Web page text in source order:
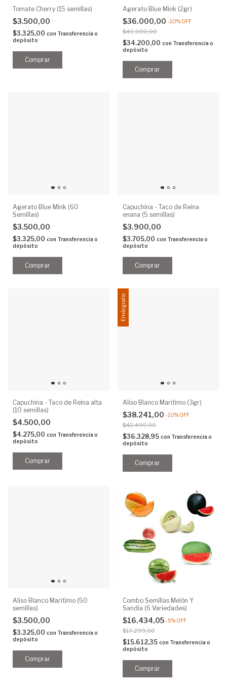
Tomate Cherry (15 semillas)
$3.500,00
$3.325,00 con Transferencia o
depósito
Agerato Blue Mink (2gr)
$36.000,00 -10% OFF
$40.000,00
$34.200,00 con Transferencia o
depósito
Agerato Blue Mink (60
Semillas)
$3.500,00
$3.325,00 con Transferencia o
depósito
Capuchina - Taco de Reina
enana (5 semillas)
$3.900,00
$3.705,00 con Transferencia o
depósito
Capuchina - Taco de Reina alta
(10 semillas)
$4.500,00
$4.275,00 con Transferencia o
depósito
Envío gratis
Aliso Blanco Maritimo (3gr)
$38.241,00 -10% OFF
$42.490,00
$36.328,95 con Transferencia o
depósito
Aliso Blanco Maritimo (50
semillas)
$3.500,00
$3.325,00 con Transferencia o
depósito
Combo Semillas Melón Y
Sandia (6 Variedades)
$16.434,05 -5% OFF
$17.299,00
$15.612,35 con Transferencia o
depósito